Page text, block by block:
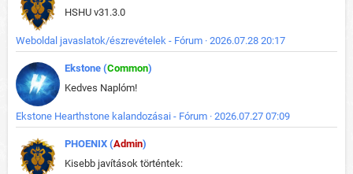
HSHU v31.3.0
Weboldal javaslatok/észrevételek - Fórum · 2026.07.28 20:17
Ekstone (Common)
Kedves Naplóm!
Ekstone Hearthstone kalandozásai - Fórum · 2026.07.27 07:09
PHOENIX (Admin)
Kisebb javítások történtek: